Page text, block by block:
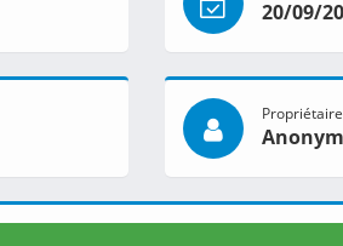
20/09/
Propriétaire